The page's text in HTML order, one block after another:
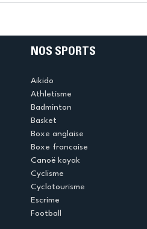
le tennis de
NOS SPORTS
Aikido
Athletisme
Badminton
Basket
Boxe anglaise
Boxe francaise
Canoë kayak
Cyclisme
Cyclotourisme
Escrime
Football